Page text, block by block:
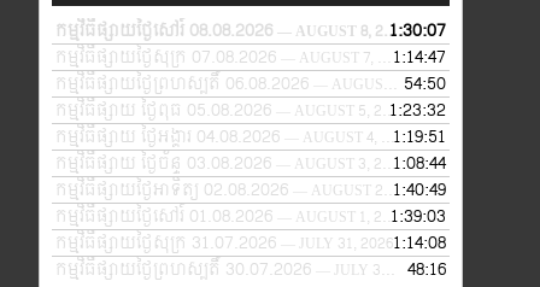
កម្មវិធីផ្សាយថ្ងៃសៅរ៍ 08.08.2026— AUGUST 8, 2026 1:30:07
កម្មវិធីផ្សាយថ្ងៃសុក្រ 07.08.2026
— AUGUST 7, 2026
1:14:47
កម្មវិធីផ្សាយថ្ងៃព្រហស្បតិ៍ 06.08.2026
— AUGUST 6, 2026
54:50
កម្មវិធីផ្សាយ ថ្ងៃពុធ 05.08.2026
— AUGUST 5, 2026 1:23:32
កម្មវិធីផ្សាយ ថ្ងៃអង្គារ 04.08.2026
— AUGUST 4, 2026
1:19:51
កម្មវិធីផ្សាយ ថ្ងៃច័ន្ទ 03.08.2026
— AUGUST 3, 2026 1:08:44
កម្មវិធីផ្សាយថ្ងៃអាទិត្យ 02.08.2026
— AUGUST 2, 2026 1:40:49
កម្មវិធីផ្សាយថ្ងៃសៅរ៍ 01.08.2026
— AUGUST 1, 2026 1:39:03
កម្មវិធីផ្សាយថ្ងៃសុក្រ 31.07.2026
— JULY 31, 20261:14:08
កម្មវិធីផ្សាយថ្ងៃព្រហស្បតិ៍ 30.07.2026
— JULY 30, 2026 48:16